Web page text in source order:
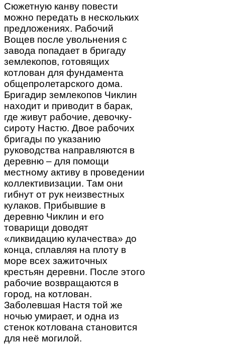
Сюжетную канву повести
можно передать в нескольких
предложениях. Рабочий
Вощев после увольнения с
завода попадает в бригаду
землекопов, готовящих
котлован для фундамента
общепролетарского дома.
Бригадир землекопов Чиклин
находит и приводит в барак,
где живут рабочие, девочку-
сироту Настю. Двое рабочих
бригады по указанию
руководства направляются в
деревню – для помощи
местному активу в проведении
коллективизации. Там они
гибнут от рук неизвестных
кулаков. Прибывшие в
деревню Чиклин и его
товарищи доводят
«ликвидацию кулачества» до
конца, сплавляя на плоту в
море всех зажиточных
крестьян деревни. После этого
рабочие возвращаются в
город, на котлован.
Заболевшая Настя той же
ночью умирает, и одна из
стенок котлована становится
для неё могилой.